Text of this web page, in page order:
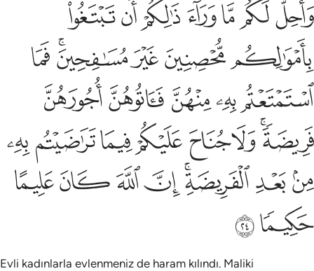
ﱎﱏﱐﱑﱒﱓﱔ
ﱕﱖﱗﱘﱙﱚ
ﱛﱜﱝﱞﱟ
ﱠﱡﱢﱣﱤﱥﱦﱧ
ﱨﱩﱪﱫﱬﱭﱮﱯ
ﱰﱱ
Evli kadınlarla evlenmeniz de haram kılındı. Maliki